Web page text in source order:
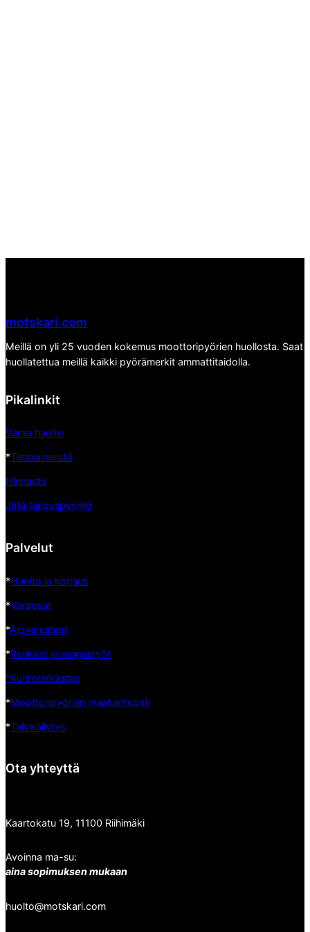
motskari.com
Meillä on yli 25 vuoden kokemus moottoripyörien huollosta. Saat
huollatettua meillä kaikki pyörämerkit ammattitaidolla.
Pikalinkit
Varaa huolto
*Tietoa meistä
Hinnasto
Jätä tarjouspyyntö
Palvelut
*Huolto ja korjaus
*Varaosat
*Ajovarusteet
*Renkaat ja rengastyöt
*Kuntotarkastus
*Moottoripyörien maahantuonti
*Talvisäilytys
Ota yhteyttä
Kaartokatu 19, 11100 Riihimäki
Avoinna ma-su:
aina sopimuksen mukaan
huolto@motskari.com